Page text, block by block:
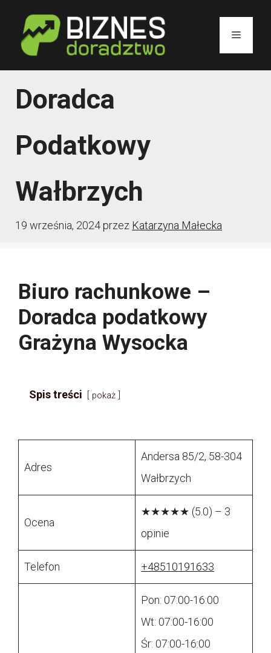
treści
Menu
Doradca
Podatkowy
Wałbrzych
19 września, 2024przez Katarzyna Małecka
Biuro rachunkowe –
Doradca podatkowy
Grażyna Wysocka
Spis treści pokaż
Adres
Andersa 85/2, 58-304
Wałbrzych
Ocena
★★★★★ (5.0) – 3
opinie
Telefon +48510191633
Pon: 07:00-16:00
Wt: 07:00-16:00
Śr: 07:00-16:00